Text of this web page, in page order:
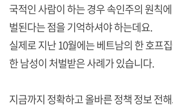
국적인 사람이 하는 경우 속인주의 원칙
벌된다는 점을 기억하셔야 하는데요.
실제로 지난 10월에는 베트남의 한 호프
한 남성이 처벌받은 사례가 있습니다.
지금까지 정확하고 올바른 정책 정보 전